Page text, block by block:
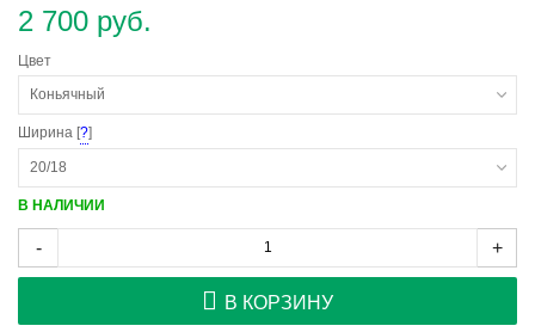
2 700 руб.
Цвет
Коньячный
Ширина [?]
20/18
В НАЛИЧИИ
- +
В КОРЗИНУ